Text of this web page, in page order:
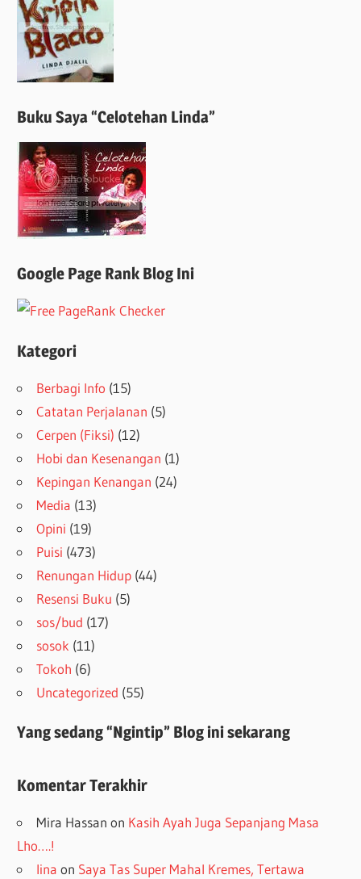
Buku Saya “Celotehan Linda”
Google Page Rank Blog Ini
Kategori
Berbagi Info (15)
Catatan Perjalanan (5)
Cerpen (Fiksi) (12)
Hobi dan Kesenangan (1)
Kepingan Kenangan (24)
Media (13)
Opini (19)
Puisi (473)
Renungan Hidup (44)
Resensi Buku (5)
sos/bud (17)
sosok (11)
Tokoh (6)
Uncategorized (55)
Yang sedang “Ngintip” Blog ini sekarang
Komentar Terakhir
Mira Hassan on Kasih Ayah Juga Sepanjang Masa
Lho….!
lina on Saya Tas Super Mahal Kremes, Tertawa